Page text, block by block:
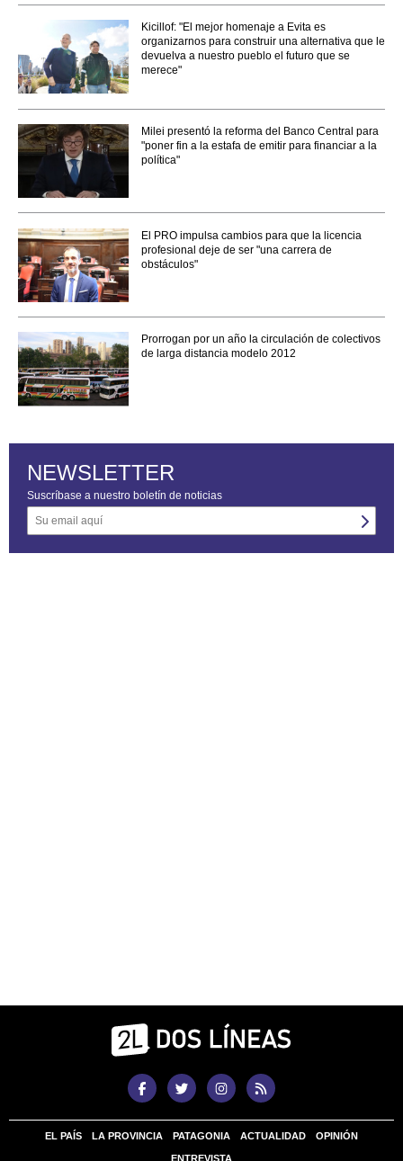
Kicillof: "El mejor homenaje a Evita es
organizarnos para construir una alternativa que le
devuelva a nuestro pueblo el futuro que se
merece"
Milei presentó la reforma del Banco Central para
"poner fin a la estafa de emitir para financiar a la
política"
El PRO impulsa cambios para que la licencia
profesional deje de ser "una carrera de
obstáculos"
Prorrogan por un año la circulación de colectivos
de larga distancia modelo 2012
NEWSLETTER
Suscríbase a nuestro boletín de noticias
EL PAÍS LA PROVINCIA PATAGONIA ACTUALIDAD OPINIÓN
ENTREVISTA